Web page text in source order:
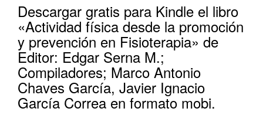
Descargar gratis para Kindle el libro
«Actividad física desde la promoción
y prevención en Fisioterapia» de
Editor: Edgar Serna M.;
Compiladores; Marco Antonio
Chaves García, Javier Ignacio
García Correa en formato mobi.